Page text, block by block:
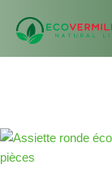
contenu
quantité
de